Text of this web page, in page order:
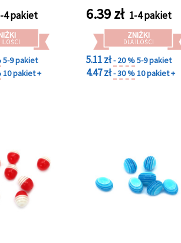
4 pakiet
ILOŚCI
5-9 pakiet
10 pakiet +
otwór 2 mm – 50 g (~98
szt.) – idealne do
tworzenia stylowej
biżuterii, rękodzieła i
projektów DIY
6.39zł 1-4 pakiet
ZNIŻKI
DLA ILOŚCI
5.11 zł- 20 %5-9 pakiet
4.47 zł- 30 %10 pakiet +